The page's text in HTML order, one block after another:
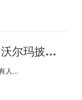
快播：美股异动 | 人工智能供应链公司Symbotic(SYM.US)涨超12% 沃尔玛披露持有其62.2%的股份
人...